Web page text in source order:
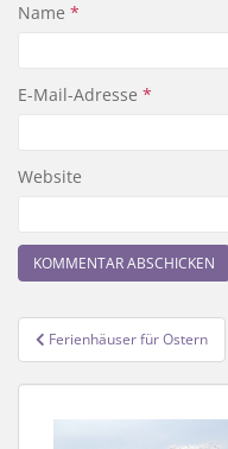
Name *
E-Mail-Adresse *
Website
Ferienhäuser für Ostern